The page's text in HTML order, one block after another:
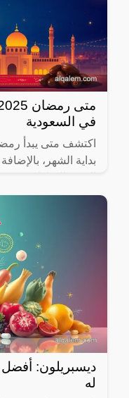
في السعودية
بداية الشهر،
ديسبريلون: أفضل
له